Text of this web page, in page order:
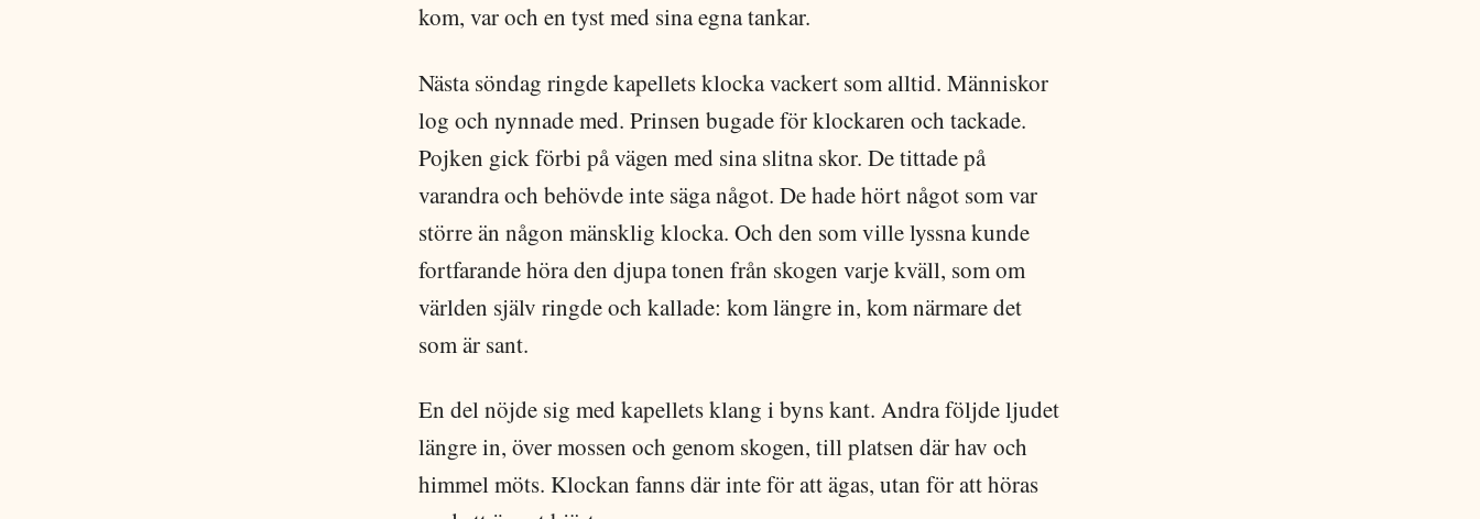
kom, var och en tyst med sina egna tankar.
Nästa söndag ringde kapellets klocka vackert som alltid. Människor
log och nynnade med. Prinsen bugade för klockaren och tackade.
Pojken gick förbi på vägen med sina slitna skor. De tittade på
varandra och behövde inte säga något. De hade hört något som var
större än någon mänsklig klocka. Och den som ville lyssna kunde
fortfarande höra den djupa tonen från skogen varje kväll, som om
världen själv ringde och kallade: kom längre in, kom närmare det
som är sant.
En del nöjde sig med kapellets klang i byns kant. Andra följde ljudet
längre in, över mossen och genom skogen, till platsen där hav och
himmel möts. Klockan fanns där inte för att ägas, utan för att höras